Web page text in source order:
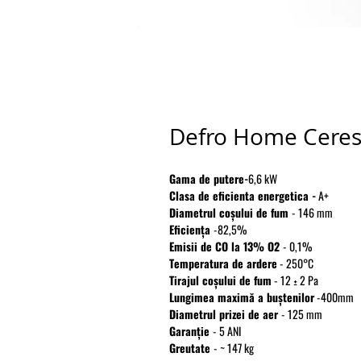
Defro Home
Gama de putere-6,6 kW
Clasa de eficienta energetica -A+
Diametrul coșului de fum - 146 mm
Eficiența -82,5%
Emisii de CO la 13% O2- 0,1%
Temperatura de ardere- 250°C
Tirajul coșului de fum- 12 ± 2 Pa
Lungimea maximă a buștenilor-400mm
Diametrul prizei de aer- 125 mm
Garanție - 5 ANI
Greutate - ~ 147 kg